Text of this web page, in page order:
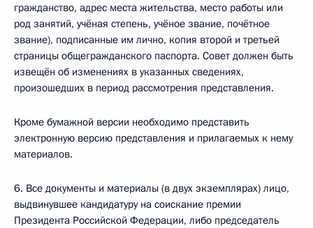
гражданство, адрес места жительства, место работы или
род занятий, учёная степень, учёное звание, почётное
звание), подписанные им лично, копия второй и третьей
страницы общегражданского паспорта. Совет должен быть
извещён об изменениях в указанных сведениях,
произошедших в период рассмотрения представления.
Кроме бумажной версии необходимо представить
электронную версию представления и прилагаемых к нему
материалов.
6. Все документы и материалы (в двух экземплярах) лицо,
выдвинувшее кандидатуру на соискание премии
Президента Российской Федерации, либо председатель